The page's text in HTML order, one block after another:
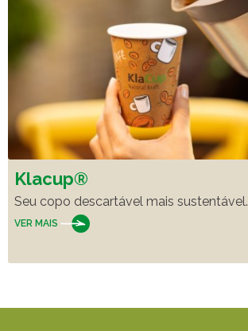
Klacup®
Seu copo descartável mais sustentável.
VER MAIS